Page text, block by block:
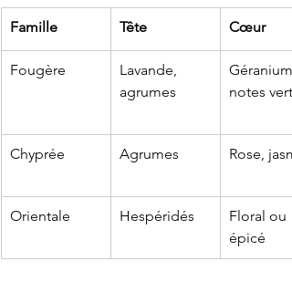
Famille Tête Cœur
Fougère
Lavande,
agrumes
Géranium,
notes
Chyprée Agrumes Rose,
Orientale Hespéridés
Floral ou
épicé